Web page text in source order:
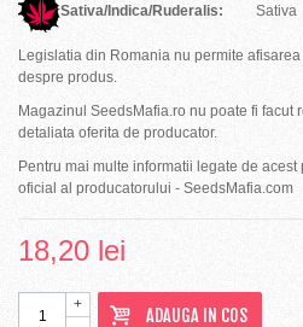
Sativa/Indica/Ruderalis: Sativa
Legislatia din Romania nu permite
despre produs.
Magazinul SeedsMafia.ro nu poate fi facut
detaliata oferita de producator.
Pentru mai multe informatii legate de acest
oficial al producatorului - SeedsMafia.com
18,20 lei
+
ADAUGA IN COS